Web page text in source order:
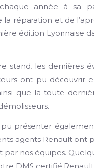
année à sa
la réparation et de
édition Lyonnaise
stand, les dernières
ont pu découvrir
que la toute
pu présenter
agents Renault ont
par nos équipes.
DMS certifié